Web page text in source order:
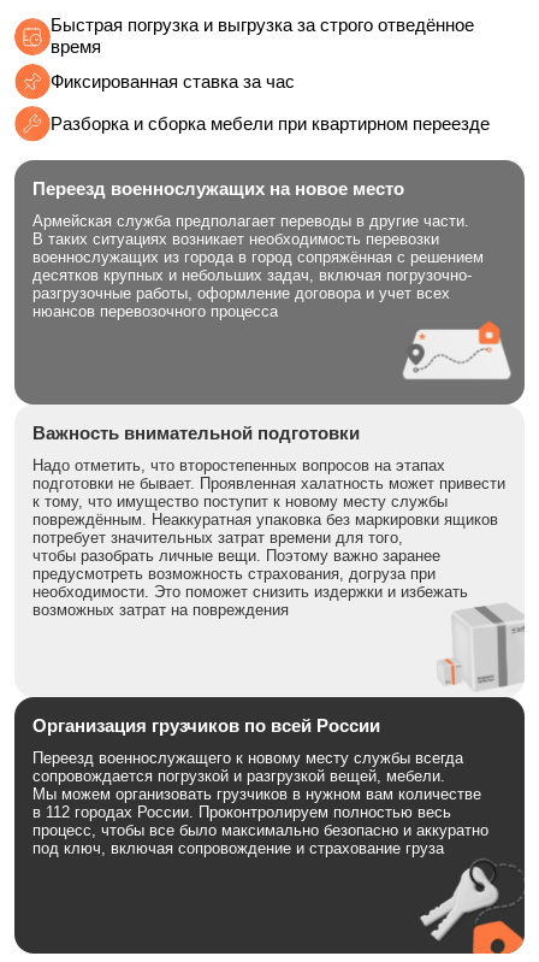
Быстрая погрузка и выгрузка за строго отведённое
время
Фиксированная ставка за час
Разборка и сборка мебели при квартирном переезде
Переезд военнослужащих на новое место
Армейская служба предполагает переводы в другие части.
В таких ситуациях возникает необходимость перевозки
военнослужащих из города в город сопряжённая с решением
десятков крупных и небольших задач, включая погрузочно-
разгрузочные работы, оформление договора и учет всех
нюансов перевозочного процесса
Важность внимательной подготовки
Надо отметить, что второстепенных вопросов на этапах
подготовки не бывает. Проявленная халатность может привести
к тому, что имущество поступит к новому месту службы
повреждённым. Неаккуратная упаковка без маркировки ящиков
потребует значительных затрат времени для того,
чтобы разобрать личные вещи. Поэтому важно заранее
предусмотреть возможность страхования, догруза при
необходимости. Это поможет снизить издержки и избежать
возможных затрат на повреждения
Организация грузчиков по всей России
Переезд военнослужащего к новому месту службы всегда
сопровождается погрузкой и разгрузкой вещей, мебели.
Мы можем организовать грузчиков в нужном вам количестве
в 112 городах России. Проконтролируем полностью весь
процесс, чтобы все было максимально безопасно и аккуратно
под ключ, включая сопровождение и страхование груза